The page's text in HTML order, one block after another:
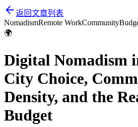
返回文章列表
NomadismRemote WorkCommunity
🌍
Digital Nomadism
City Choice,
Density, and the
Budget